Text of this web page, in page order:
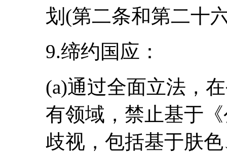
划(第二条和第二十
9.缔约国应：
(a)通过全面立法，
有领域，禁止基于
歧视，包括基于肤